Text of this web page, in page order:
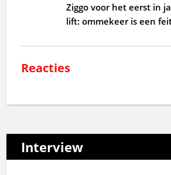
Ziggo voor het eerst in
lift: ommekeer is een
Reacties
Interview